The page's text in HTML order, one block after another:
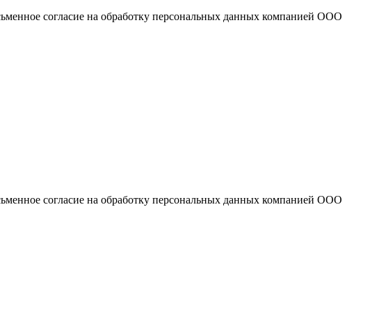
согласие на обработку персональных данных компанией ООО
согласие на обработку персональных данных компанией ООО